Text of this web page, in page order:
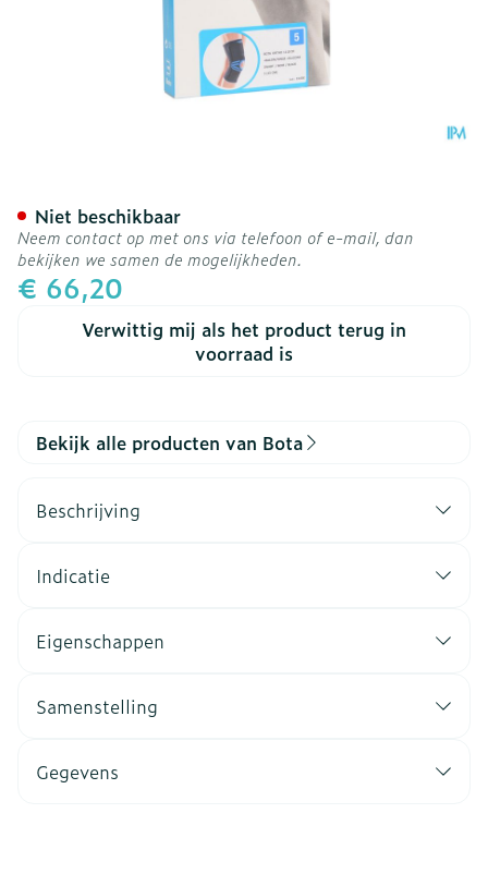
€ 66,20
Verwittig mij als het product terug in
voorraad is
Niet beschikbaar
Neem contact op met ons via telefoon of e-mail, dan
bekijken we samen de mogelijkheden.
Bekijk alle producten van Bota
Beschrijving
Indicatie
Eigenschappen
Samenstelling
Gegevens